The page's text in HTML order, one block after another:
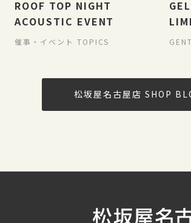
ROOF TOP NIGHT
ACOUSTIC EVENT
催事・イベント TOPICS
松坂屋名古屋店 SHOP